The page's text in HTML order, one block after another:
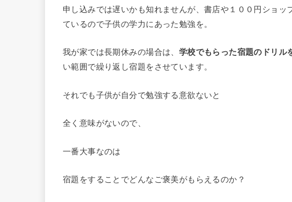
申し込みでは遅いかも知れませんが、書店や１００円ショッ
ているので子供の学力にあった勉強を。
我が家では長期休みの場合は、 学校でもらった宿題のドリル
い範囲で繰り返し宿題をさせています。
それでも子供が自分で勉強する意欲ないと
全く意味がないので、
一番大事なのは
宿題をすることでどんなご褒美がもらえるのか？